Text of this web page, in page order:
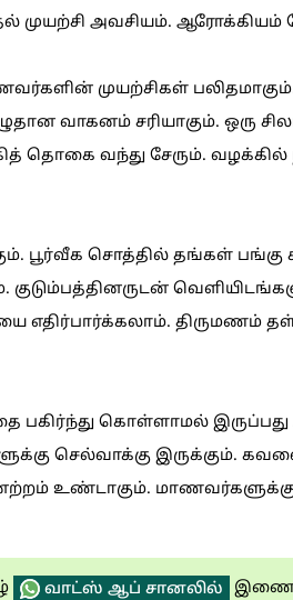
முயற்சி அவசியம். ஆரோக்கியம்
முயற்சிகள்
வாகனம் சரியாகும். ஒரு
தொகை வந்து சேரும். வழக்கில்
பூர்வீக சொத்தில் தங்கள் பங்கு
எதிர்பார்க்கலாம். திருமணம்
பகிர்ந்து கொள்ளாமல்
செல்வாக்கு இருக்கும்.
உண்டாகும்.
வாட்ஸ் ஆப் சானலில்